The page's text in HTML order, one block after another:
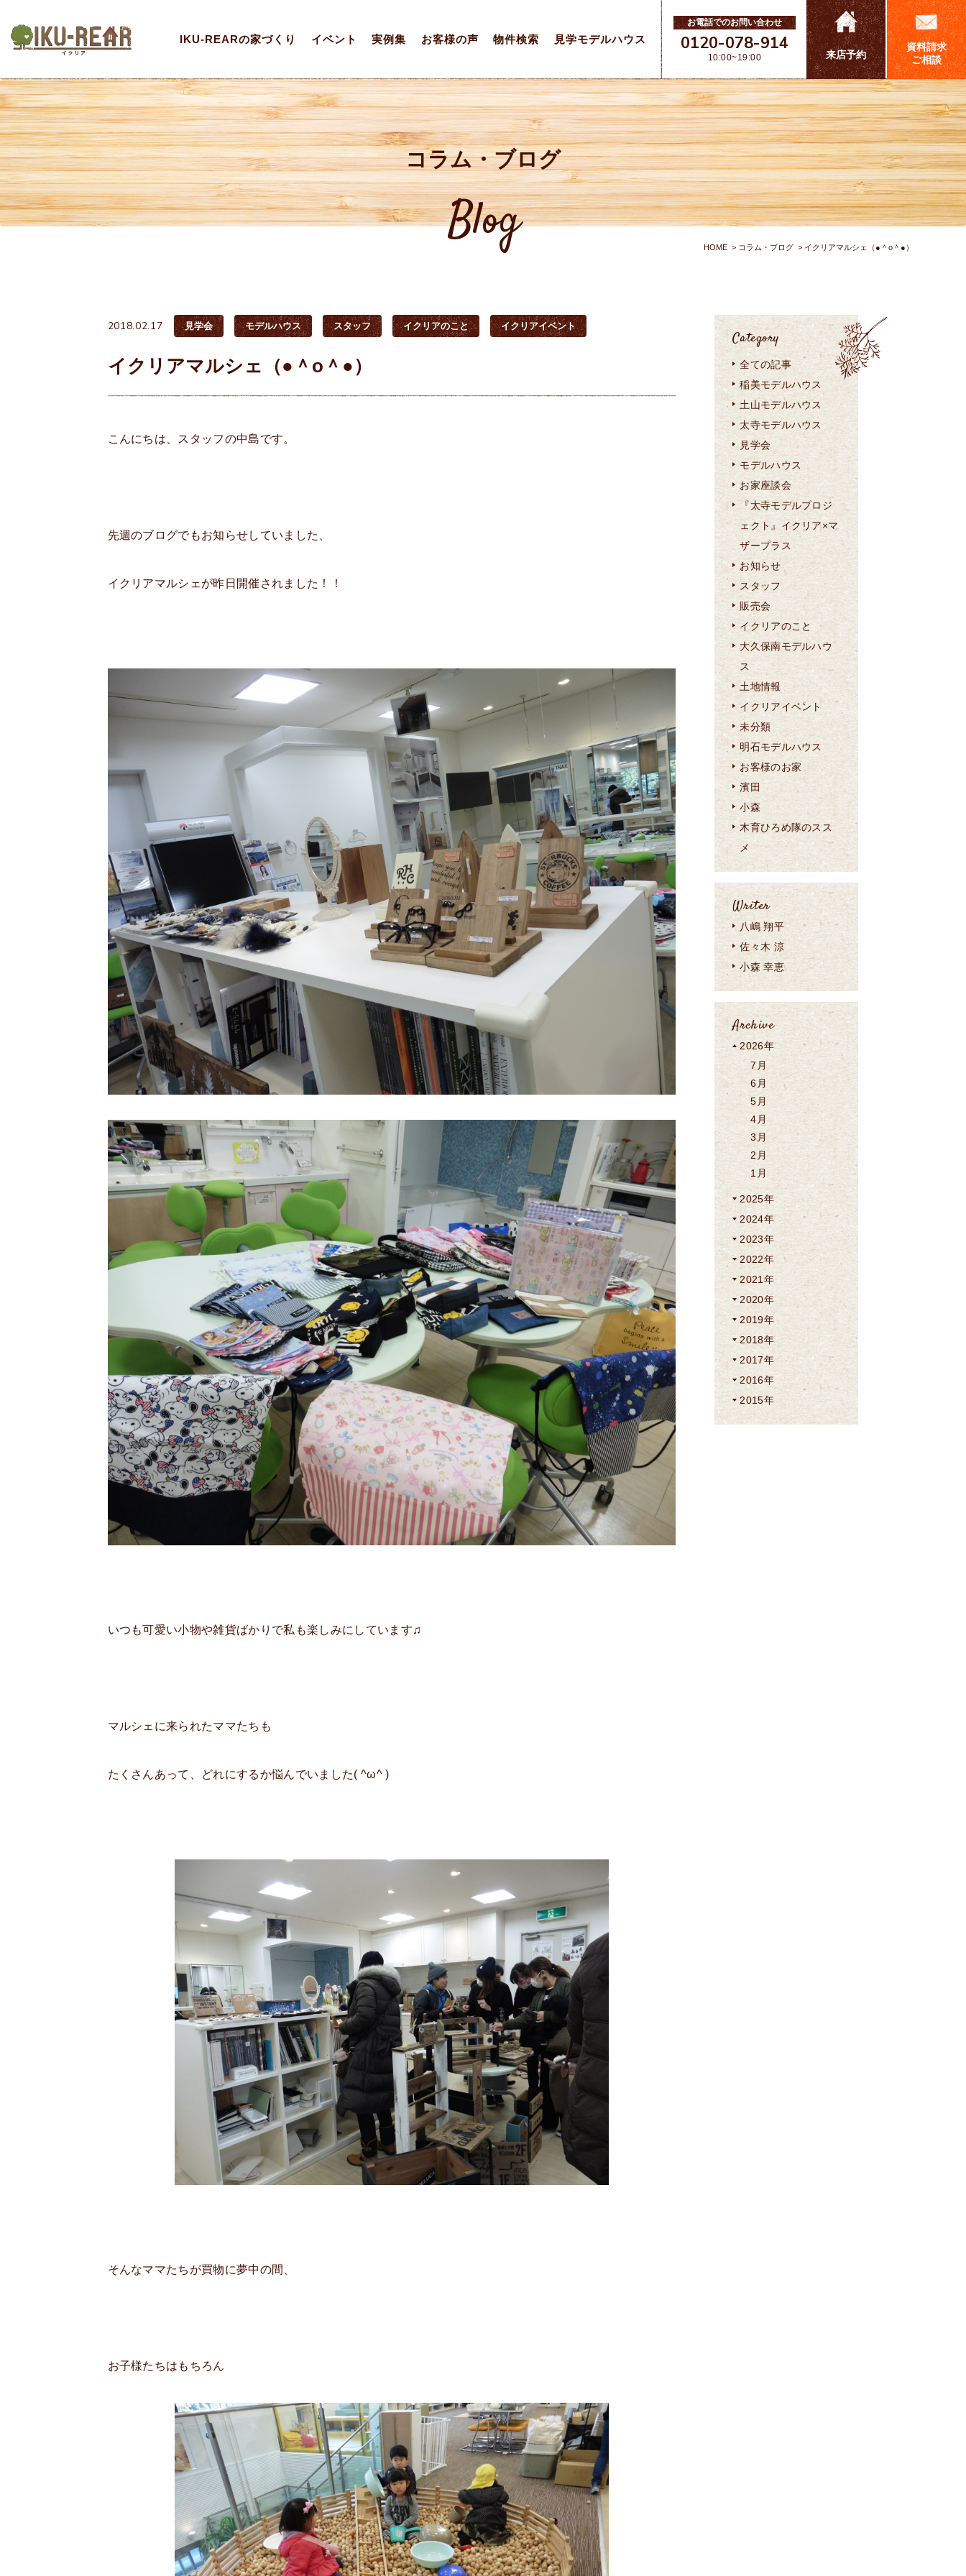
IKU-REARの家づくり イベント 実例集 お客様の声 物件検索 見学モデルハウス
お電話でのお問い合わせ
0120-078-914
10:00~19:00 来店予約
資料請求
ご相談
コラム・ブログ
Blog HOME コラム・ブログ イクリアマルシェ（●＾o＾●）
2018.02.17 見学会 モデルハウス スタッフ イクリアのこと イクリアイベント
イクリアマルシェ（●＾o＾●）
こんにちは、スタッフの中島です。
先週のブログでもお知らせしていました、
イクリアマルシェが昨日開催されました！！
いつも可愛い小物や雑貨ばかりで私も楽しみにしています♫
マルシェに来られたママたちも
たくさんあって、どれにするか悩んでいました( ^ω^ )
そんなママたちが買物に夢中の間、
お子様たちはもちろん
Category
全ての記事
稲美モデルハウス
土山モデルハウス
太寺モデルハウス
見学会
モデルハウス
お家座談会
『太寺モデルプロジ
ェクト』イクリア×マ
ザープラス
お知らせ
スタッフ
販売会
イクリアのこと
大久保南モデルハウ
ス
土地情報
イクリアイベント
未分類
明石モデルハウス
お客様のお家
濱田
小森
木育ひろめ隊のスス
メ
Writer
八嶋 翔平
佐々木 涼
小森 幸恵
Archive
2026年
7月
6月
5月
4月
3月
2月
1月
2025年
2024年
2023年
2022年
2021年
2020年
2019年
2018年
2017年
2016年
2015年